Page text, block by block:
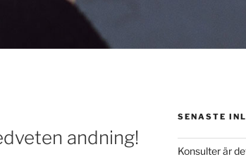
andning!
SENASTE
Konsulter är